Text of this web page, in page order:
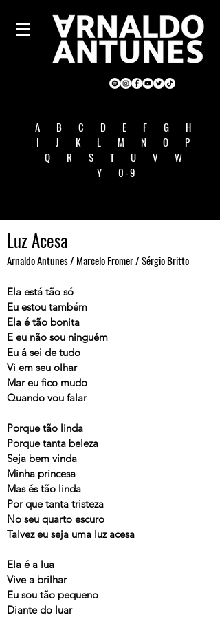
A B C D E F G
H
I
J K L M N O
P
Q
R S T U V
W
Y
0-9
Luz Acesa
Arnaldo Antunes / Marcelo Fromer / Sérgio Britto
Ela está tão só
Eu estou também
Ela é tão bonita
E eu não sou ninguém
Eu á sei de tudo
Vi em seu olhar
Mar eu fico mudo
Quando vou falar
Porque tão linda
Porque tanta beleza
Seja bem vinda
Minha princesa
Mas és tão linda
Por que tanta tristeza
No seu quarto escuro
Talvez eu seja uma luz acesa
Ela é a lua
Vive a brilhar
Eu sou tão pequeno
Diante do luar